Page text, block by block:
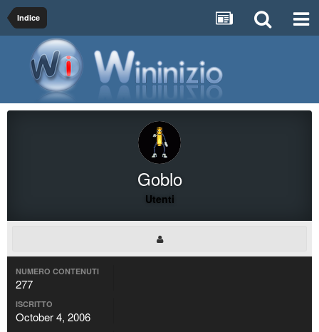
Indice
Goblo
Utenti
NUMERO CONTENUTI
277
ISCRITTO
October 4, 2006